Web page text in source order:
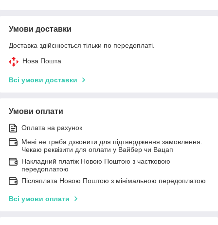
Умови доставки
Доставка здійснюється тільки по передоплаті.
Нова Пошта
Всі умови доставки
Умови оплати
Оплата на рахунок
Мені не треба дзвонити для підтвердження замовлення.
Чекаю реквізити для оплати у Вайбер чи Вацап
Накладний платіж Новою Поштою з частковою
передоплатою
Післяплата Новою Поштою з мінімальною передоплатою
Всі умови оплати